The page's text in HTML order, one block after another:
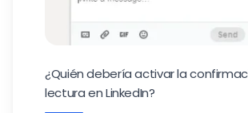
¿Quién debería activar la
lectura en LinkedIn?